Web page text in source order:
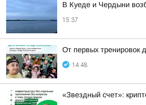
В Куеде и Чердыни
15:37
От первых тренировок
14:48
«Звездный счет»: